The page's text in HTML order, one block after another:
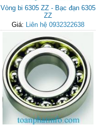
Vòng bi 6305 ZZ - Bạc đạn 6305
ZZ
Giá: Liên hệ 0932322638